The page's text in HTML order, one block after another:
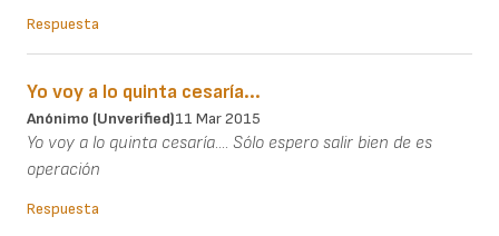
Respuesta
Yo voy a lo quinta cesaría...
Anónimo (unverified)11 Mar 2015
Yo voy a lo quinta cesaría.... Sólo espero salir bien de es
operación
Respuesta